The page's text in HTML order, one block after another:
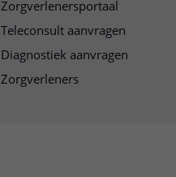
Zorgverlenersportaal
Teleconsult aanvragen
Diagnostiek aanvragen
Zorgverleners